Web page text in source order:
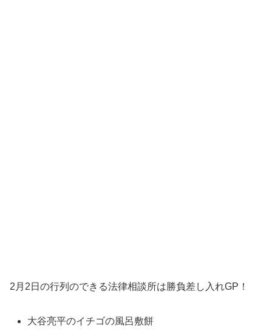
2月2日の行列のできる法律相談所は勝負差し入れGP！
大谷亮平のイチゴの風呂敷餅